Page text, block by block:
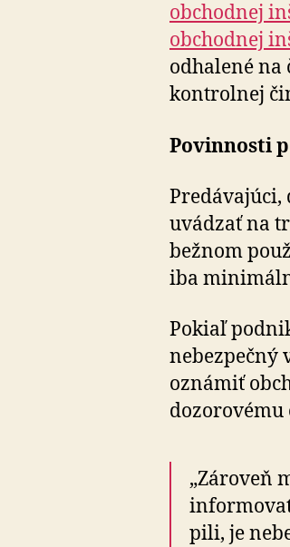
obchodnej
obchodnej
odhalené na
kontrolnej
Povinnosti
uvádzať na
bežnom
iba
Pokiaľ
nebezpečný
oznámiť
dozorovému
„Zároveň
pi­li, je